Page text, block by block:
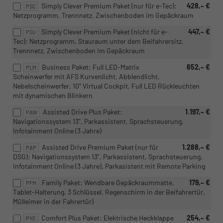
PSC 428,– €
Simply Clever Premium Paket (nur für e-Tec):
Netzprogramm, Trennnetz, Zwischenboden im Gepäckraum
PSU 447,– €
Simply Clever Premium Paket (nicht für e-
Tec): Netzprogramm, Stauraum unter dem Beifahrersitz,
Trennnetz, Zwischenboden im Gepäckraum
PLM 652,– €
Business Paket: Full LED-Matrix
Scheinwerfer mit AFS Kurvenlicht, Abblendlicht,
Nebelscheinwerfer, 10" Virtual Cockpit, Full LED Rückleuchten
mit dynamischen Blinkern
PAW 1.197,– €
Assisted Drive Plus Paket:
Navigationssystem 13", Parkassistent, Sprachsteuerung,
Infotainment Online (3 Jahre)
PAP 1.288,– €
Assisted Drive Premium Paket (nur für
DSG): Navigationssystem 13", Parkassistent, Sprachsteuerung,
Infotainment Online (3 Jahre), Parkasistent mit Remote Parking
PFM 179,– €
Family Paket: Wendbare Gepäckraummatte,
Tablet-Halterung, 3 Schlüssel, Regenschirm in der Beifahrertür,
Mülleimer in der Fahrertür)
PYE 254,– €
Comfort Plus Paket: Elektrische Heckklappe